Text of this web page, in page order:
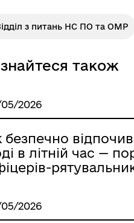
з питань НС ПО та ОМР
також
2026
безпечно
в літній час —
2026